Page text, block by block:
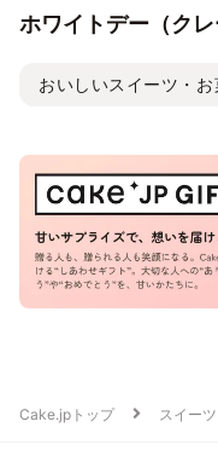
ホワイトデー（ク
おいしいスイーツ・お
Cake.jpトップ スイー